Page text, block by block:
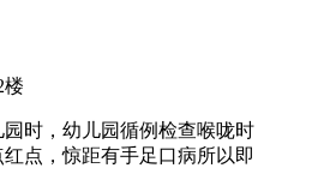
楼
时，幼儿园循例检查喉咙时
点，惊距有手足口病所以即